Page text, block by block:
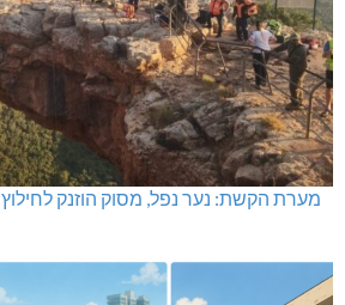
מערת הקשת: נער נפל, מסוק הוזנק לחילוץ